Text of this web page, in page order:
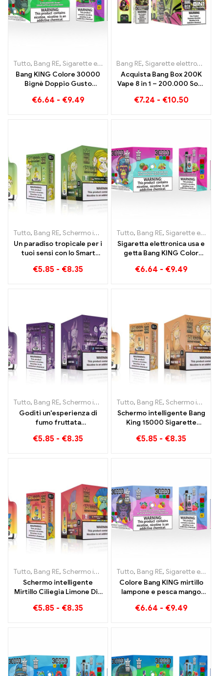
Tutto, Bang RE, Sigarette elettroniche usa e getta Lituania ,
Bang KING Colore 30000
Bignè Doppio Gusto
Fragola Kiwi e Lampone
€6.64 - €9.49
Bang RE, Sigarette elettroniche usa e getta
Acquista Bang Box 200K
Vape 8 in 1 – 200.000 Soffi
€7.24 - €10.50
Tutto, Bang RE, Schermo intelligente Bang King 15000 Soffio ,
Un paradiso tropicale per i
tuoi sensi con lo Smart
King 15000 Soffio
€5.85 - €8.35
Tutto, Bang RE, Sigarette elettroniche usa e getta Lituania
Sigaretta elettronica usa e
getta Bang KING Color
treno pieno di sapore con
€6.64 - €9.49
Tutto, Bang RE, Schermo intelligente Bang King 15000 Soffio
Goditi un'esperienza di
fumo fruttata
Jelly Bang King Smart
€5.85 - €8.35
Tutto, Bang RE, Schermo intelligente Bang King 15000 Soffio
Schermo intelligente Bang
King 15000 Sigarette
Puff Peach Freeze
€5.85 - €8.35
Tutto, Bang RE, Schermo intelligente Bang King 15000 Soffio ,
Schermo intelligente
Mirtillo Ciliegia Limone Die
panoramica di
€5.85 - €8.35
Tutto, Bang RE, Sigarette elettroniche usa e getta Lituania
Colore Bang KING mirtillo
lampone e pesca mango
SIGARETTE ELETTRONICHE
€6.64 - €9.49